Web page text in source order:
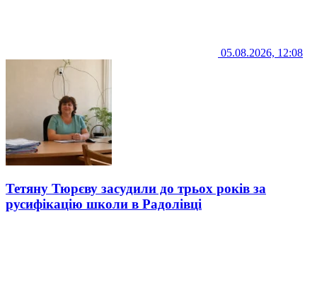
05.08.2026, 12:08
Тетяну Тюрєву засудили до трьох років за
русифікацію школи в Радолівці